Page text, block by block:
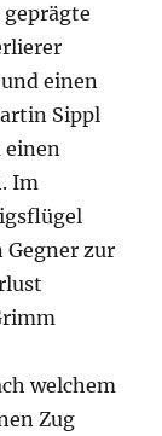
einen
Sippl
einen
Im
Gegner zur
welchem
Zug